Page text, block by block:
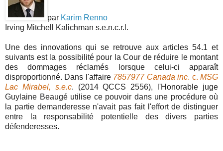
par Karim Renno
Irving Mitchell Kalichman s.e.n.c.r.l.
Une des innovations qui se retrouve aux articles 54.1 et
suivants est la possibilité pour la Cour de réduire le montant
des dommages réclamés lorsque celui-ci apparaît
disproportionné. Dans l'affaire 7857977 Canada inc. c.MSG
Lac Mirabel, s.e.c. (2014 QCCS 2556), l'Honorable juge
Guylaine Beaugé utilise ce pouvoir dans une procédure où
la partie demanderesse n'avait pas fait l'effort de distinguer
entre la responsabilité potentielle des divers parties
défenderesses.